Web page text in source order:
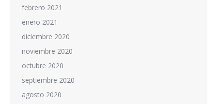
febrero 2021
enero 2021
diciembre 2020
noviembre 2020
octubre 2020
septiembre 2020
agosto 2020